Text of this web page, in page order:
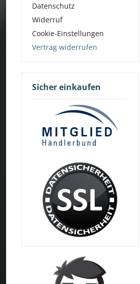
Datenschutz
Widerruf
Cookie-Einstellungen
Vertrag widerrufen
Sicher einkaufen